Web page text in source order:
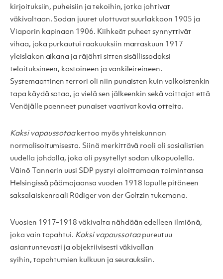
kirjoituksiin, puheisiin ja tekoihin, jotka johtivat
väkivaltaan. Sodan juuret ulottuvat suurlakkoon 1905 ja
Viaporin kapinaan 1906. Kiihkeät puheet synnyttivät
vihaa, joka purkautui raakuuksiin marraskuun 1917
yleislakon aikana ja räjähti sitten sisällissodaksi
teloituksineen, kostoineen ja vankileireineen.
Systemaattinen terrori oli niin punaisten kuin valkoistenkin
tapa käydä sotaa, ja vielä sen jälkeenkin sekä voittajat että
Venäjälle paenneet punaiset vaativat kovia otteita.
Kaksi vapaussotaakertoo myös yhteiskunnan
normalisoitumisesta. Siinä merkittävä rooli oli sosialistien
uudella johdolla, joka oli pysytellyt sodan ulkopuolella.
Väinö Tannerin uusi SDP pystyi aloittamaan toimintansa
Helsingissä päämajaansa vuoden 1918 lopulle pitäneen
saksalaiskenraali Rüdiger von der Goltzin tukemana.
Vuosien 1917–1918 väkivalta nähdään edelleen ilmiönä,
joka vain tapahtui. Kaksi vapaussotaapureutuu
asiantuntevasti ja objektiivisesti väkivallan
syihin, tapahtumien kulkuun ja seurauksiin.